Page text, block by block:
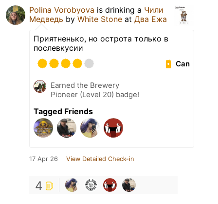
Polina Vorobyova is drinking a Чили
Медведь by White Stone at Два Ежа
Приятненько, но острота только в
послевкусии
Can
Earned the Brewery
Pioneer (Level 20) badge!
Tagged Friends
17 Apr 26 View Detailed Check-in
4